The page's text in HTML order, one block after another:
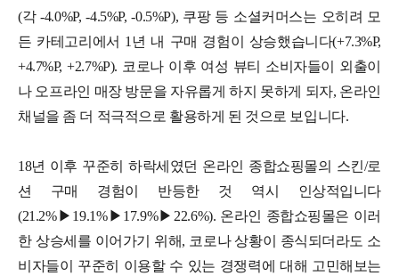
(각 -4.0%P, -4.5%P, -0.5%P), 쿠팡 등 소셜커머스는 오히려 모
든 카테고리에서 1년 내 구매 경험이 상승했습니다(+7.3%P,
+4.7%P, +2.7%P). 코로나 이후 여성 뷰티 소비자들이 외출이
나 오프라인 매장 방문을 자유롭게 하지 못하게 되자, 온라인
채널을 좀 더 적극적으로 활용하게 된 것으로 보입니다.
18년 이후 꾸준히 하락세였던 온라인 종합쇼핑몰의 스킨/로
션 구매 경험이 반등한 것 역시 인상적입니다
(21.2%▶19.1%▶17.9%▶22.6%). 온라인 종합쇼핑몰은 이러
한 상승세를 이어가기 위해, 코로나 상황이 종식되더라도 소
비자들이 꾸준히 이용할 수 있는 경쟁력에 대해 고민해보는